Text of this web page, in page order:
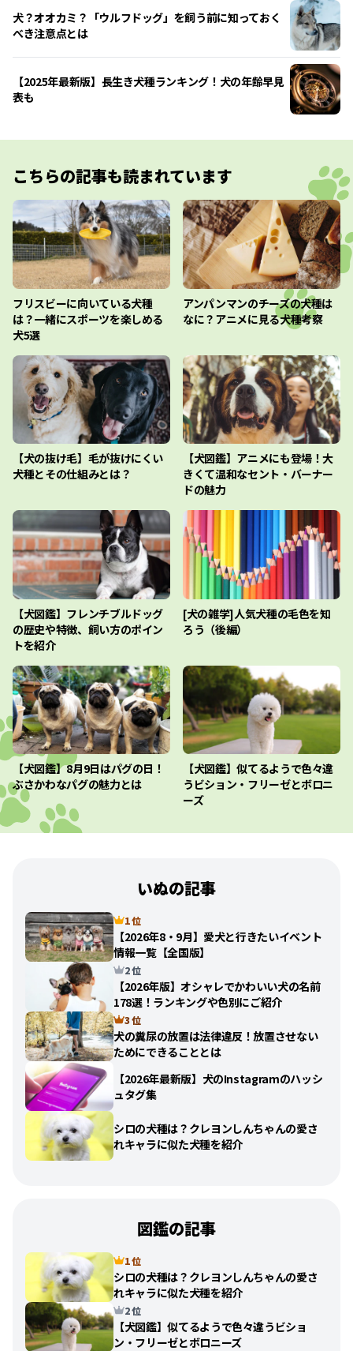
犬？オオカミ？「ウルフドッグ」を飼う前に知っておく
べき注意点とは
【2025年最新版】長生き犬種ランキング！犬の年齢早見
表も
こちらの記事も読まれています
フリスビーに向いている犬種
は？一緒にスポーツを楽しめる
犬5選
アンパンマンのチーズの犬種は
なに？アニメに見る犬種考察
【犬の抜け毛】毛が抜けにくい
犬種とその仕組みとは？
【犬図鑑】アニメにも登場！大
きくて温和なセント・バーナー
ドの魅力
【犬図鑑】フレンチブルドッグ
の歴史や特徴、飼い方のポイン
トを紹介
[犬の雑学]人気犬種の毛色を知
ろう（後編）
【犬図鑑】8月9日はパグの日！
ぶさかわなパグの魅力とは
【犬図鑑】似てるようで色々違
うビション・フリーゼとボロニ
ーズ
いぬの記事
1 位
【2026年8・9月】愛犬と行きたいイベント
情報一覧【全国版】
2 位
【2026年版】オシャレでかわいい犬の名前
178選！ランキングや色別にご紹介
3 位
犬の糞尿の放置は法律違反！放置させない
ためにできることとは
【2026年最新版】犬のInstagramのハッシ
ュタグ集
シロの犬種は？クレヨンしんちゃんの愛さ
れキャラに似た犬種を紹介
図鑑の記事
1 位
シロの犬種は？クレヨンしんちゃんの愛さ
れキャラに似た犬種を紹介
2 位
【犬図鑑】似てるようで色々違うビショ
ン・フリーゼとボロニーズ